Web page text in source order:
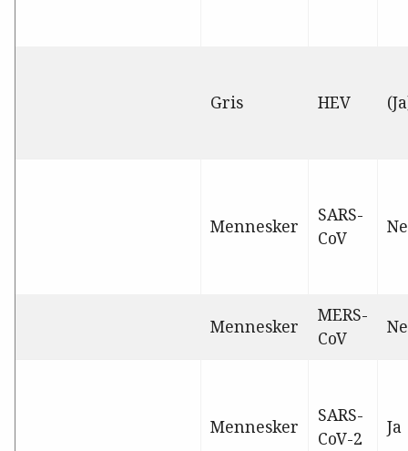
Gris HEV
Mennesker
SARS-
CoV
Mennesker
MERS-
CoV
Mennesker
SARS-
CoV-2
Ja